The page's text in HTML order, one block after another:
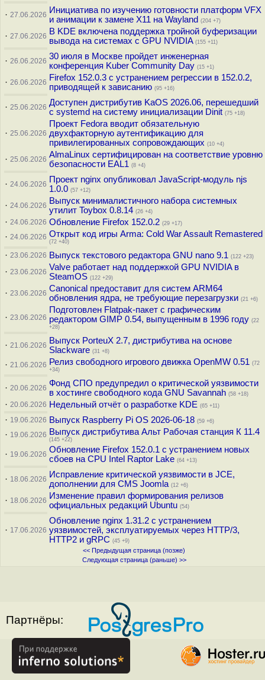
· 27.06.2026 Инициатива по изучению готовности платформ VFX
и анимации к замене X11 на Wayland (204 +7)
· 27.06.2026 В KDE включена поддержка тройной буферизации
вывода на системах c GPU NVIDIA (155 +11)
· 26.06.2026 30 июля в Москве пройдет инженерная
конференция Kuber Community Day (15 +1)
· 26.06.2026 Firefox 152.0.3 с устранением регрессии в 152.0.2,
приводящей к зависанию (95 +16)
· 25.06.2026 Доступен дистрибутив KaOS 2026.06, перешедший
с systemd на систему инициализации Dinit (75 +18)
· 25.06.2026
Проект Fedora вводит обязательную
двухфакторную аутентификацию для
привилегированных сопровождающих (10 +4)
· 25.06.2026 AlmaLinux сертифицирован на соответствие уровню
безопасности EAL1 (8 +4)
· 24.06.2026 Проект nginx опубликовал JavaScript-модуль njs
1.0.0 (57 +12)
· 24.06.2026 Выпуск минималистичного набора системных
утилит Toybox 0.8.14 (26 +4)
· 24.06.2026 Обновление Firefox 152.0.2 (29 +17)
· 24.06.2026 Открыт код игры Arma: Cold War Assault Remastered
(72 +40)
· 23.06.2026 Выпуск текстового редактора GNU nano 9.1 (122 +23)
· 23.06.2026 Valve работает над поддержкой GPU NVIDIA в
SteamOS (122 +29)
· 23.06.2026 Canonical предоставит для систем ARM64
обновления ядра, не требующие перезагрузки (21 +6)
· 23.06.2026
Подготовлен Flatpak-пакет с графическим
редактором GIMP 0.54, выпущенным в 1996 году (22
+28)
· 21.06.2026 Выпуск PorteuX 2.7, дистрибутива на основе
Slackware (31 +8)
· 21.06.2026 Релиз свободного игрового движка OpenMW 0.51 (72
+34)
· 20.06.2026 Фонд СПО предупредил о критической уязвимости
в хостинге свободного кода GNU Savannah (58 +18)
· 20.06.2026 Недельный отчёт о разработке KDE (65 +11)
· 19.06.2026 Выпуск Raspberry Pi OS 2026-06-18 (59 +6)
· 19.06.2026 Выпуск дистрибутива Альт Рабочая станция К 11.4
(145 +22)
· 19.06.2026 Обновление Firefox 152.0.1 с устранением новых
сбоев на CPU Intel Raptor Lake (64 +13)
· 18.06.2026 Исправление критической уязвимости в JCE,
дополнении для CMS Joomla (12 +6)
· 18.06.2026 Изменение правил формирования релизов
официальных редакций Ubuntu (54)
· 17.06.2026
Обновление nginx 1.31.2 с устранением
уязвимостей, эксплуатируемых через HTTP/3,
HTTP2 и gRPC (45 +9)
<< Предыдущая страница (позже)
Следующая страница (раньше) >>
Партнёры: